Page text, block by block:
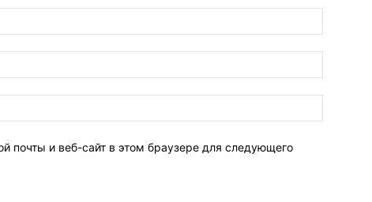
почта:
почты и веб-сайт в этом браузере для следующего